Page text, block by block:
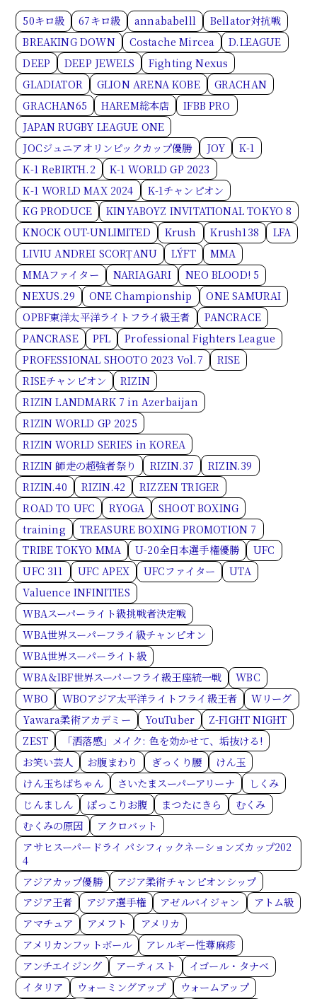
50キロ級 67キロ級 annababelll
Bellator対抗戦
BREAKING DOWN
Costache Mircea
D.LEAGUE
DEEP
DEEP JEWELS
Fighting Nexus
GLADIATOR
GLION ARENA KOBE
GRACHAN
GRACHAN65
HAREM総本店
IFBB PRO
JAPAN RUGBY LEAGUE ONE
JOCジュニアオリンピックカップ優勝
JOY
K-1
K-1 ReBIRTH.2
K-1 WORLD GP 2023
K-1 WORLD MAX 2024
K-1チャンピオン
KG PRODUCE
KINYABOYZ INVITATIONAL TOKYO 8
KNOCK OUT-UNLIMITED
Krush Krush138
LFA
LIVIU ANDREI SCORȚANU
LÝFT
MMA
MMAファイター
NARIAGARI
NEO BLOOD! 5
NEXUS.29
ONE Championship
ONE SAMURAI
OPBF東洋太平洋ライトフライ級王者
PANCRACE
PANCRASE
PFL
Professional Fighters League
PROFESSIONAL SHOOTO 2023 Vol.7
RISE
RISEチャンピオン
RIZIN
RIZIN LANDMARK 7 in Azerbaijan
RIZIN WORLD GP 2025
RIZIN WORLD SERIES in KOREA
RIZIN 師走の超強者祭り
RIZIN.37
RIZIN.39
RIZIN.40
RIZIN.42
RIZZEN TRIGER
ROAD TO UFC
RYOGA
SHOOT BOXING
training
TREASURE BOXING PROMOTION 7
TRIBE TOKYO MMA
U-20全日本選手権優勝
UFC
UFC 311
UFC APEX UFCファイター
UTA
Valuence INFINITIES
WBAスーパーライト級挑戦者決定戦
WBA世界スーパーフライ級チャンピオン
WBA世界スーパーライト級
WBA＆IBF世界スーパーフライ級王座統一戦
WBC
WBO
WBOアジア太平洋ライトフライ級王者
Wリーグ
Yawara柔術アカデミー
YouTuber
Z-FIGHT NIGHT
ZEST
「洒落感」メイク: 色を効かせて、垢抜ける!
お笑い芸人
お腹まわり ぎっくり腰
けん玉
けん玉ちばちゃん
さいたまスーパーアリーナ
しくみ
じんましん
ぽっこりお腹 まつたにきら
むくみ
むくみの原因
アクロバット
アサヒスーパードライ パシフィックネーションズカップ202
4
アジアカップ優勝
アジア柔術チャンピオンシップ
アジア王者
アジア選手権 アゼルバイジャン
アトム級
アマチュア
アメフト
アメリカ
アメリカンフットボール
アレルギー性蕁麻疹
アンチエイジング
アーティスト
イゴール・タナベ
イタリア
ウォーミングアップ
ウォームアップ